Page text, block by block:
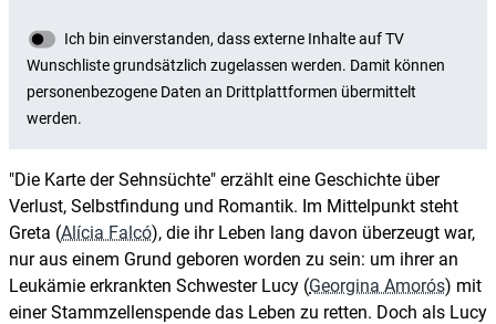
"Die Karte der Sehnsüchte" erzählt eine Geschichte über
Verlust, Selbstfindung und Romantik. Im Mittelpunkt steht
Greta (Alícia Falcó), die ihr Leben lang davon überzeugt war,
nur aus einem Grund geboren worden zu sein: um ihrer an
Leukämie erkrankten Schwester Lucy (Georgina Amorós) mit
einer Stammzellenspende das Leben zu retten. Doch als Lucy